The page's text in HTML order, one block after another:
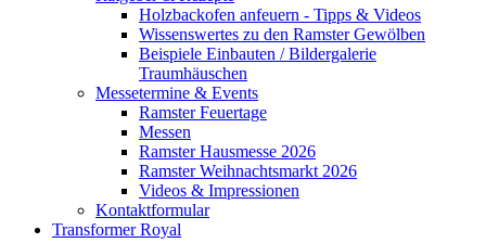
Holzbackofen anfeuern - Tipps & Videos
Wissenswertes zu den Ramster Gewölben
Beispiele Einbauten / Bildergalerie
Traumhäuschen
Messetermine & Events
Ramster Feuertage
Messen
Ramster Hausmesse 2026
Ramster Weihnachtsmarkt 2026
Videos & Impressionen
Kontaktformular
Transformer Royal